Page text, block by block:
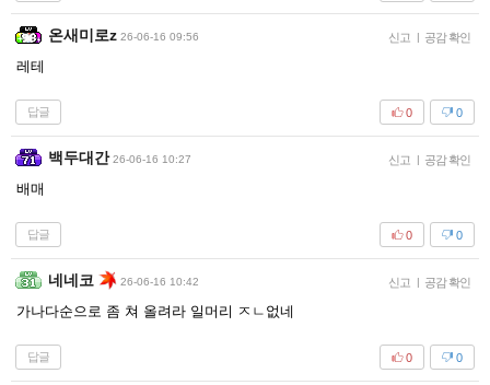
온새미로z 26-06-16 09:56 신고 | 공감 확인
레테
답글 0
0
백두대간 26-06-16 10:27 신고 | 공감 확인
배매
답글 0
0
네네코 26-06-16 10:42 신고 | 공감 확인
가나다순으로 좀 쳐 올려라 일머리 ㅈㄴ없네
답글 0
0